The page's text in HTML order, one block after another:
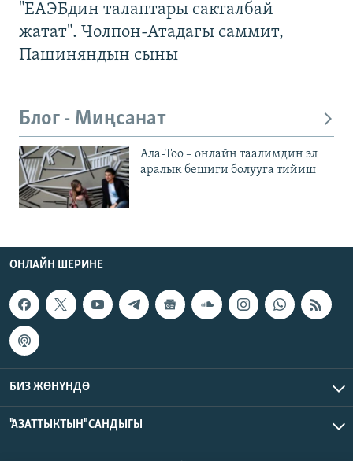
"ЕАЭБдин талаптары сакталбай
жатат". Чолпон-Атадагы саммит,
Пашиняндын сыны
Блог - Миңсанат
Ала-Тоо – онлайн таалимдин эл
аралык бешиги болууга тийиш
ОНЛАЙН ШЕРИНЕ
БИЗ ЖӨНҮНДӨ
"АЗАТТЫКТЫН" САНДЫГЫ